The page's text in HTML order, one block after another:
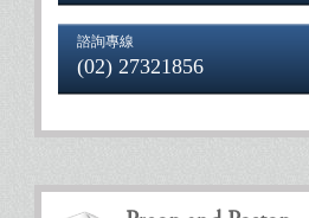
諮詢專線
(02) 27321856